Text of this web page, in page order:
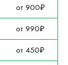
от 900₽
от 990₽
от 450₽